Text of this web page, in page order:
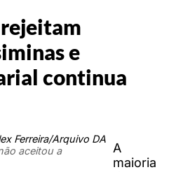
e
continua
Ferreira/Arquivo DA
aceitou a
A
maioria